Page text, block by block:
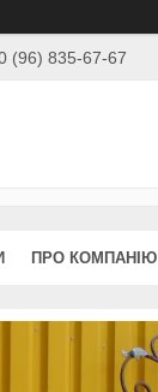
(96) 835-67-67
ПРО КОМПАНІЮ